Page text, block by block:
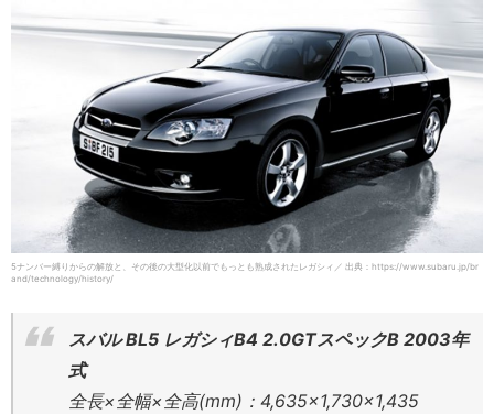
5ナンバー縛りからの解放と、その後の大型化以前でもっとも熟成されたレガシィ／ 出典：https://www.subaru.jp/br
and/technology/history/
スバル BL5 レガシィB4 2.0GTスペックB 2003年
式
全長×全幅×全高(mm)：4,635×1,730×1,435